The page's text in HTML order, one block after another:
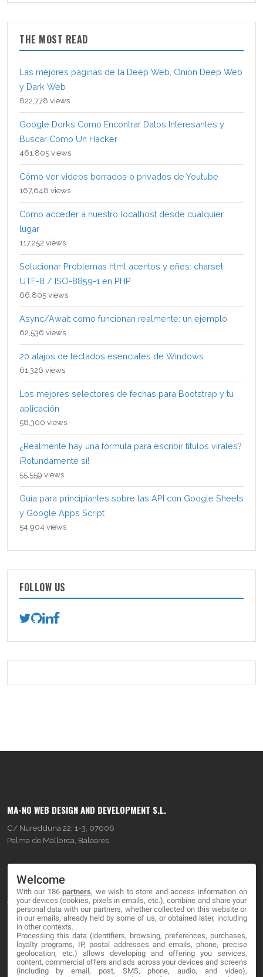
THE MOST READ
Las mejores páginas de la Deep Web, Onion Deep Web
y Dark Web
822,778 views
Google Dorks Como Encontrar Datos Interesantes y
Buscar Como Un Hacker
461,805 views
Cómo ver videos borrados o privados de Youtube
167,648 views
Como acceder a nuestro localhost desde cualquier
lugar
117,252 views
Solucionar Problemas html acentos y eñes: charset
UTF-8 / ISO-8859-1 en PHP
66,805 views
Async/Await como funcionan realmente: un ejemplo
62,536 views
20 atajos de teclados esenciales de Windows
61,326 views
Los mejores selectores de fechas para Bootstrap y tu
aplicación
58,300 views
¿Realmente hay una fórmula para escribir títulos virales?
¡Rotundamente sí!
55,559 views
Guía para principiantes sobre las API con Google Sheets
y Google Apps Script
54,904 views
FOLLOW US
MA-NO WEB DESIGN AND DEVELOPMENT S.L.
C/ Nuredduna 22, 1-3, 07006
Palma de Mallorca, Baleares
About
Blog
Contact
LEGAL
Welcome
With our 186partners, we wish to store and access information on
your devices (cookies, pixels in emails, etc.), combine and share your
personal data with our partners, whether collected on this website or
in our emails, already held by some of us, or obtained later, including
in other contexts.
Processing this data (identifiers, browsing, preferences, purchases,
loyalty programs, IP, postal addresses and emails, phone, precise
geolocation, etc.) allows developing and offering you services,
content, commercial offers and ads across your devices and screens
(including by email, post, SMS, phone, audio, and video),